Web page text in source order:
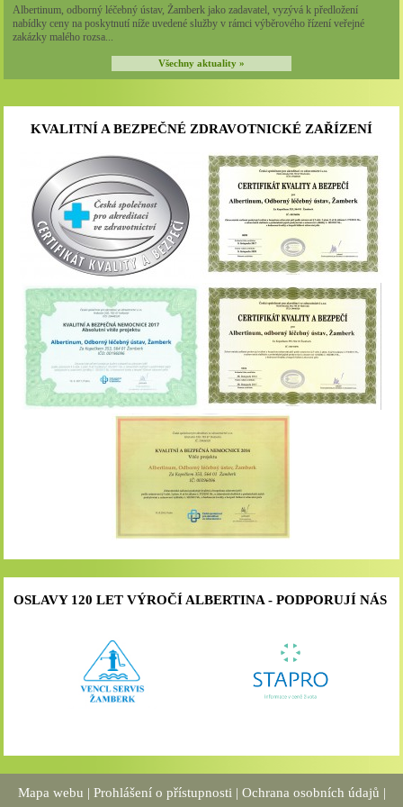
Albertinum, odborný léčebný ústav, Žamberk jako zadavatel, vyzývá k předložení
nabídky ceny na poskytnutí níže uvedené služby v rámci výběrového řízení veřejné
zakázky malého rozsa...
Všechny aktuality »
KVALITNÍ A BEZPEČNÉ ZDRAVOTNICKÉ ZAŘÍZENÍ
OSLAVY 120 LET VÝROČÍ ALBERTINA - PODPORUJÍ NÁS
Mapa webu | Prohlášení o přístupnosti | Ochrana osobních údajů |